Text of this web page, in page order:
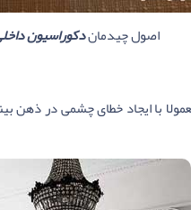
اصول چیدماندکوراسیون
با ایجاد خطای چشمی در